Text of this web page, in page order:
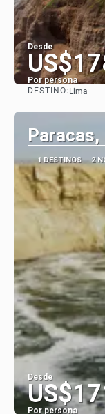
Desde
Por persona
DESTINO: Lima
Paracas,
1 DESTINOS 2
Desde
Por persona